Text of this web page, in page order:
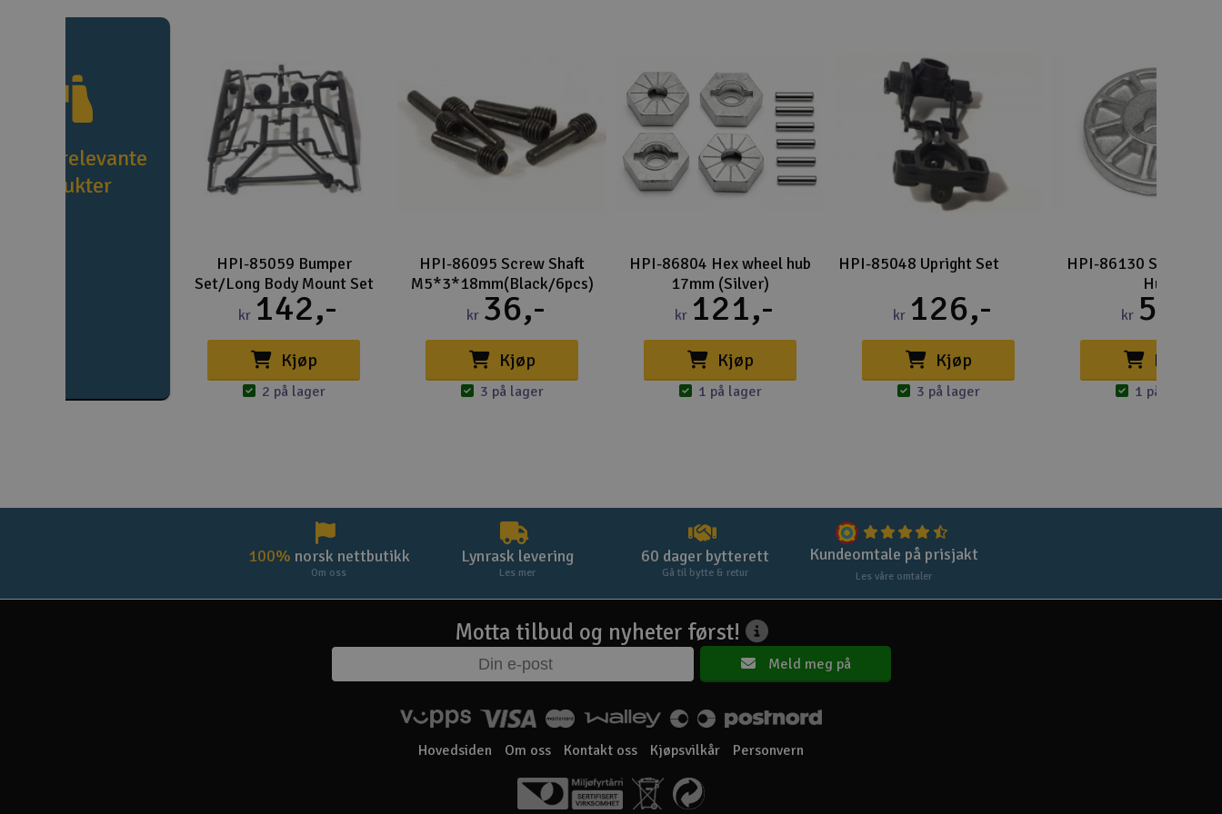
flere relevante
produkter
HPI-85059 Bumper
Set/Long Body Mount Set
kr 142,-
Kjøp
2 på lager
HPI-86095 Screw Shaft
M5*3*18mm(Black/6pcs)
kr 36,-
Kjøp
3 på lager
HPI-86804 Hex wheel hub
17mm (Silver)
kr 121,-
Kjøp
1 på lager
HPI-85048 Upright Set
kr 126,-
Kjøp
3 på lager
HPI-86130 Slipper
Hub
kr 56,-
Kjøp
1 på lager
100% norsk nettbutikk
Om oss
Lynrask levering
Les mer
60 dager bytterett
Gå til bytte & retur
Kundeomtale på prisjakt
Les våre omtaler
Motta tilbud og nyheter først!
Meld meg på
Hovedsiden Om oss Kontakt oss Kjøpsvilkår Personvern